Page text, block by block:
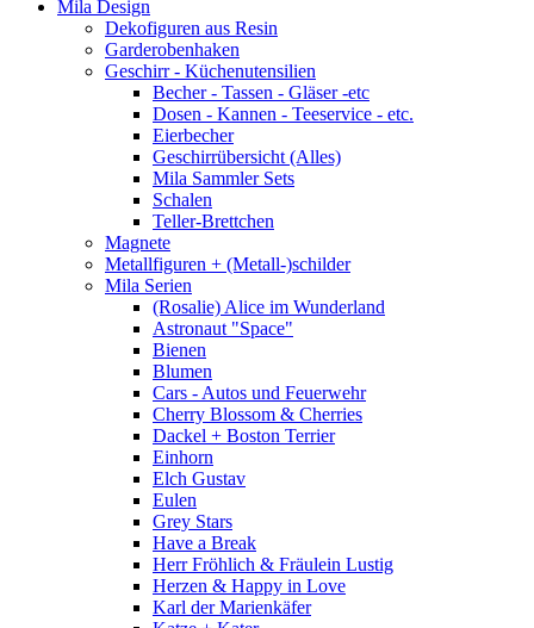
Mila Design
Dekofiguren aus Resin
Garderobenhaken
Geschirr - Küchenutensilien
Becher - Tassen - Gläser -etc
Dosen - Kannen - Teeservice - etc.
Eierbecher
Geschirrübersicht (Alles)
Mila Sammler Sets
Schalen
Teller-Brettchen
Magnete
Metallfiguren + (Metall-)schilder
Mila Serien
(Rosalie) Alice im Wunderland
Astronaut "Space"
Bienen
Blumen
Cars - Autos und Feuerwehr
Cherry Blossom & Cherries
Dackel + Boston Terrier
Einhorn
Elch Gustav
Eulen
Grey Stars
Have a Break
Herr Fröhlich & Fräulein Lustig
Herzen & Happy in Love
Karl der Marienkäfer